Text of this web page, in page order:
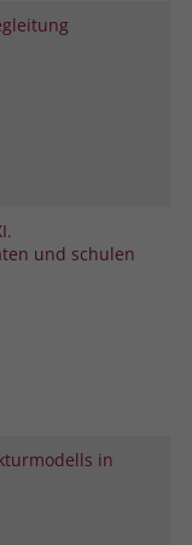
und schulen
in